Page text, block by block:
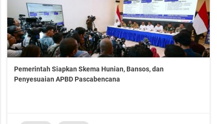
Pemerintah Siapkan Skema Hunian, Bansos, dan
Penyesuaian APBD Pascabencana